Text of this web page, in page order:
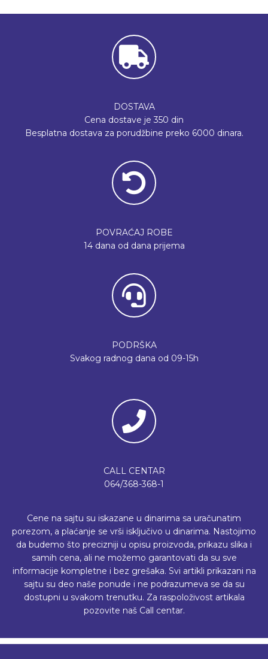
DOSTAVA
Cena dostave je 350 din
Besplatna dostava za porudžbine preko 6000 dinara.
POVRAĆAJ ROBE
14 dana od dana prijema
PODRŠKA
Svakog radnog dana od 09-15h
CALL CENTAR
064/368-368-1
Cene na sajtu su iskazane u dinarima sa uračunatim
porezom, a plaćanje se vrši isključivo u dinarima. Nastojimo
da budemo što precizniji u opisu proizvoda, prikazu slika i
samih cena, ali ne možemo garantovati da su sve
informacije kompletne i bez grešaka. Svi artikli prikazani na
sajtu su deo naše ponude i ne podrazumeva se da su
dostupni u svakom trenutku. Za raspoloživost artikala
pozovite naš Call centar.